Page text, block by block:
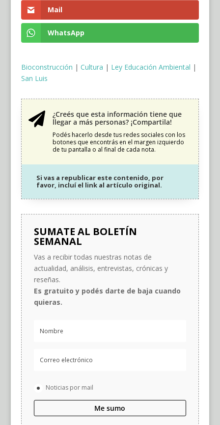
Mail
WhatsApp
Bioconstrucción | Cultura | Ley Educación Ambiental |
San Luis

¿Creés que esta información tiene que
llegar a más personas? ¡Compartila!
Podés hacerlo desde tus redes sociales con los
botones que encontrás en el margen izquierdo
de tu pantalla o al final de cada nota.
Si vas a republicar este contenido, por
favor, incluí el link al artículo original.
SUMATE AL BOLETÍN
SEMANAL
Vas a recibir todas nuestras notas de
actualidad, análisis, entrevistas, crónicas y
reseñas.
Es gratuito y podés darte de baja cuando
quieras.
Noticias por mail
Me sumo